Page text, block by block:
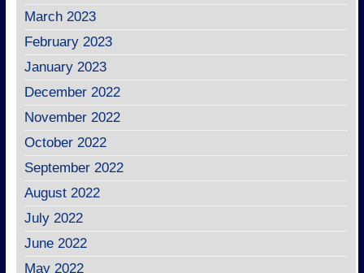
March 2023
February 2023
January 2023
December 2022
November 2022
October 2022
September 2022
August 2022
July 2022
June 2022
May 2022